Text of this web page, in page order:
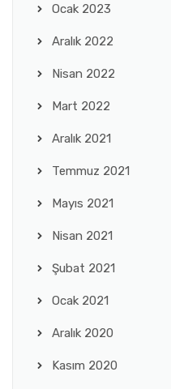
Ocak 2023
Aralık 2022
Nisan 2022
Mart 2022
Aralık 2021
Temmuz 2021
Mayıs 2021
Nisan 2021
Şubat 2021
Ocak 2021
Aralık 2020
Kasım 2020